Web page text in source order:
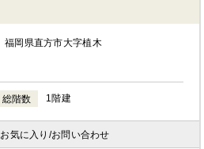
福岡県直方市大字植木
総階数 1階建
お気に入り /お問い合わせ